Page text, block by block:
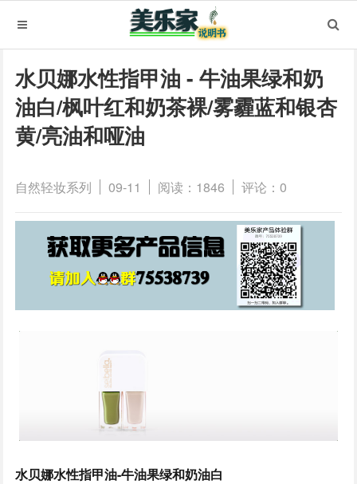
水贝娜水性指甲油 - 牛油果绿和奶
油白/枫叶红和奶茶裸/雾霾蓝和银杏
黄/亮油和哑油
自然轻妆系列 09-11 阅读：1846 评论：0
水贝娜水性指甲油-牛油果绿和奶油白